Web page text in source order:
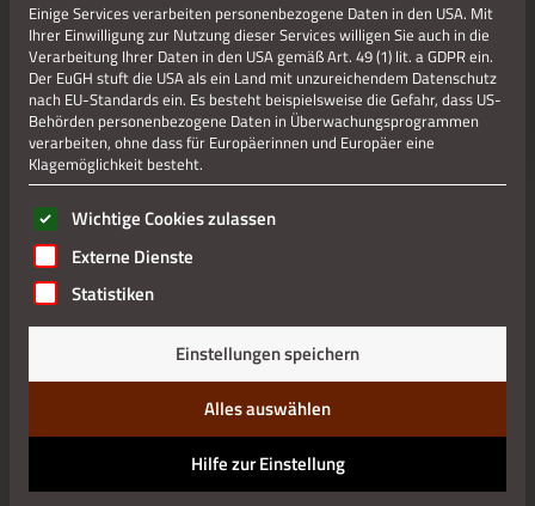
Jetzt teilen
Impressum
Einige Services verarbeiten personenbezogene Daten in den USA. Mit
Ihrer Einwilligung zur Nutzung dieser Services willigen Sie auch in die
Verarbeitung Ihrer Daten in den USA gemäß Art. 49 (1) lit. a GDPR ein.
Der EuGH stuft die USA als ein Land mit unzureichendem Datenschutz
nach EU-Standards ein. Es besteht beispielsweise die Gefahr, dass US-
Behörden personenbezogene Daten in Überwachungsprogrammen
verarbeiten, ohne dass für Europäerinnen und Europäer eine
Klagemöglichkeit besteht.
Es folgt eine Liste der Service-Gruppen, für die eine
Wichtige Cookies zulassen
Externe Dienste
Statistiken
Einstellungen speichern
Alles auswählen
Hilfe zur Einstellung